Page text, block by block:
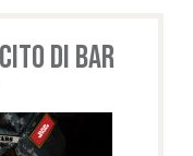
di BAR